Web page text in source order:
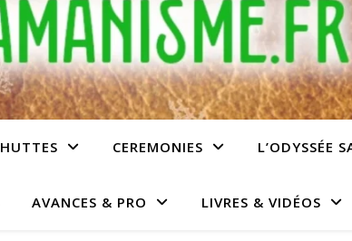
HUTTES CEREMONIES L’ODYSSÉE
AVANCES & PRO LIVRES & VIDÉOS